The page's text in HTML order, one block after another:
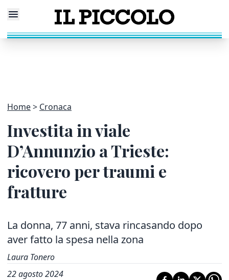
Home Cronaca
Investita in viale
D’Annunzio a Trieste:
ricovero per traumi e
fratture
La donna, 77 anni, stava rincasando dopo
aver fatto la spesa nella zona
Laura Tonero
22 agosto 2024